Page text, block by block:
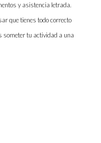
y asistencia letrada.
que tienes todo correcto
someter tu actividad a una